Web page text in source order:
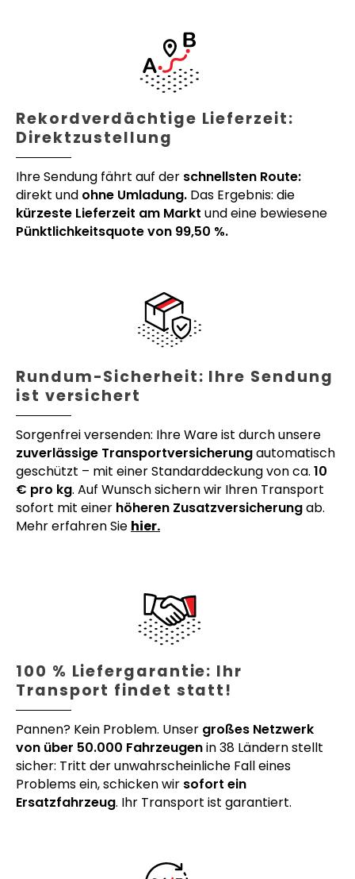
Rekordverdächtige Lieferzeit:
Direktzustellung
Ihre Sendung fährt auf der schnellsten Route:
direkt und ohne Umladung. Das Ergebnis: die
kürzeste Lieferzeit am Markt und eine bewiesene
Pünktlichkeitsquote von 99,50 %.
Rundum-Sicherheit: Ihre Sendung
ist versichert
Sorgenfrei versenden: Ihre Ware ist durch unsere
zuverlässige Transportversicherungautomatisch
geschützt – mit einer Standarddeckung von ca. 10
€ pro kg. Auf Wunsch sichern wir Ihren Transport
sofort mit einer höheren Zusatzversicherungab.
Mehr erfahren Sie hier.
100 % Liefergarantie: Ihr
Transport findet statt!
Pannen? Kein Problem. Unser großes Netzwerk
von über 50.000 Fahrzeugenin 38 Ländern stellt
sicher: Tritt der unwahrscheinliche Fall eines
Problems ein, schicken wir sofort ein
Ersatzfahrzeug. Ihr Transport ist garantiert.